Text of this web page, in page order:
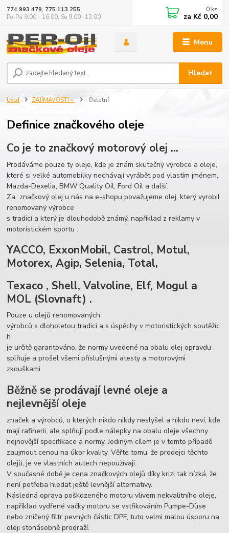
Menu
Hledat
774 993 479, 775 113 255
Po-Pá 9.00 - 16.00, So 9.00 -12.00
0 ks
za Kč 0,00
Úvod ZAJÍMAVOSTI » Ostatní
Definice značkového oleje
Co je to značkový motorový olej ...
Prodáváme pouze ty oleje, kde je znám skutečný výrobce a oleje,
které si velké automobilky nechávají vyrábět pod vlastím jménem,
Mazda-Dexelia, BMW Quality Oil, Ford Oil a další.
Za značkový olej u nás na e-shopu považujeme olej, který vyrobil
renomovaný výrobce
s tradicí a který je dlouhodobě známý, například z reklamy v
motoristickém sportu :
YACCO, ExxonMobil, Castrol, Motul,
Motorex, Agip, Selenia, Total,
Texaco , Shell, Valvoline, Elf, Mogul a
MOL (Slovnaft) .
Pouze u olejů renomovaných
výrobců s dloholetou tradicí a s úspěchy v motoristických soutěžíc
h
je určitě garantováno, že normy uvedené na obalu olej opravdu
splňuje a prošel všemi příslušnými atesty a motorovými
zkouškami.
Běžně se prodávají levné oleje a
nejlevnější oleje
značek a výrobců, o kterých nikdo nikdy neslyšel a nikdo neví, kde
mají rafinerii, ale splňují podle nálepky na obalu oleje všechny
nejnovější specifikace a normy. Jediným cílem je v tomto případě
zaujmout cenou na úkor kvality. Věřte tomu, že prodejci těchto
olejů, je ve vlastních autech nepoužívají.
V současné době je cena značkových olejů díky krizi tak nízká, že
není potřeba hledat ještě levnější alternativy.
Následná oprava poškozeného motoru vlivem nekvalitního oleje,
například vydřené vačky motoru se vstřikováním Pumpe-Düse
nebo zničený filtr pevných částic DPF, tuto velmi malou úsporu na
oleji stonásobně prodraží.